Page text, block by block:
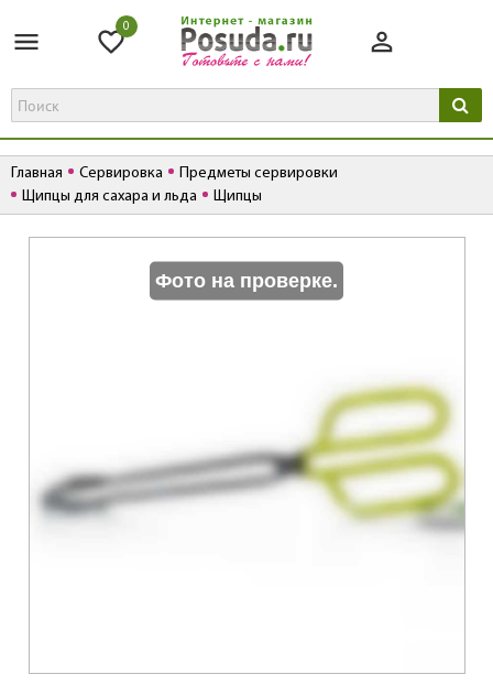
0
Главная Сервировка
Предметы сервировки
Щипцы для сахара и льда
Щипцы
Фото на проверке.